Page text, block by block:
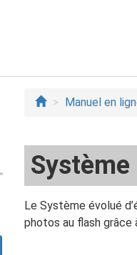
Manuel en
Système
Le Système évolué
photos au flash grâce